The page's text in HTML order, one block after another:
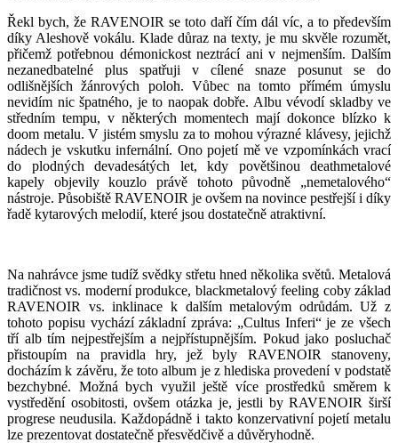
Řekl bych, že RAVENOIR se toto daří čím dál víc, a to především
díky Aleshově vokálu. Klade důraz na texty, je mu skvěle rozumět,
přičemž potřebnou démonickost neztrácí ani v nejmenším. Dalším
nezanedbatelné plus spatřuji v cílené snaze posunut se do
odlišnějších žánrových poloh. Vůbec na tomto přímém úmyslu
nevidím nic špatného, je to naopak dobře. Albu vévodí skladby ve
středním tempu, v některých momentech mají dokonce blízko k
doom metalu. V jistém smyslu za to mohou výrazné klávesy, jejichž
nádech je vskutku infernální. Ono pojetí mě ve vzpomínkách vrací
do plodných devadesátých let, kdy povětšinou deathmetalové
kapely objevily kouzlo právě tohoto původně „nemetalového“
nástroje. Působiště RAVENOIR je ovšem na novince pestřejší i díky
řadě kytarových melodií, které jsou dostatečně atraktivní.
Na nahrávce jsme tudíž svědky střetu hned několika světů. Metalová
tradičnost vs. moderní produkce, blackmetalový feeling coby základ
RAVENOIR vs. inklinace k dalším metalovým odrůdám. Už z
tohoto popisu vychází základní zpráva: „Cultus Inferi“ je ze všech
tří alb tím nejpestřejším a nejpřístupnějším. Pokud jako posluchač
přistoupím na pravidla hry, jež byly RAVENOIR stanoveny,
docházím k závěru, že toto album je z hlediska provedení v podstatě
bezchybné. Možná bych využil ještě více prostředků směrem k
vystředění osobitosti, ovšem otázka je, jestli by RAVENOIR širší
progrese neudusila. Každopádně i takto konzervativní pojetí metalu
lze prezentovat dostatečně přesvědčivě a důvěryhodně.